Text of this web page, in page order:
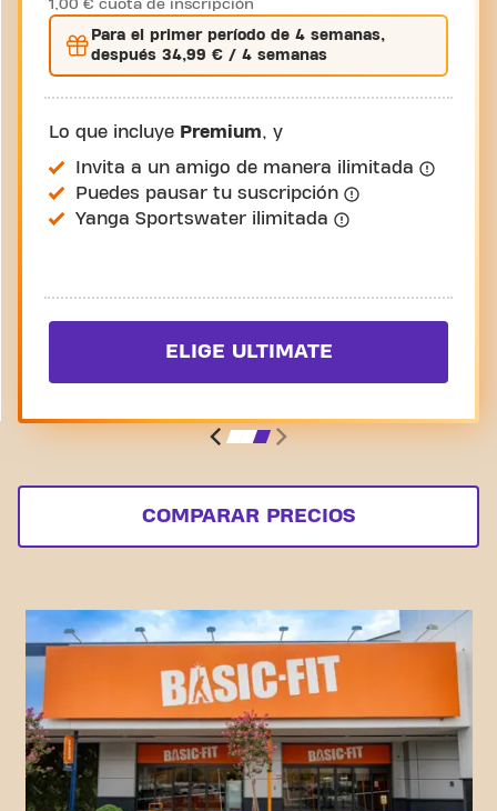
1,00 € cuota de inscripción
Para el primerperíodo de 4 semanas,
después 34,99 € / 4 semanas
Lo que incluye Premium, y
Invita a un amigo de manera ilimitada
Puedes pausar tu suscripción
Yanga Sportswater ilimitada
ELIGE ULTIMATE
COMPARAR PRECIOS